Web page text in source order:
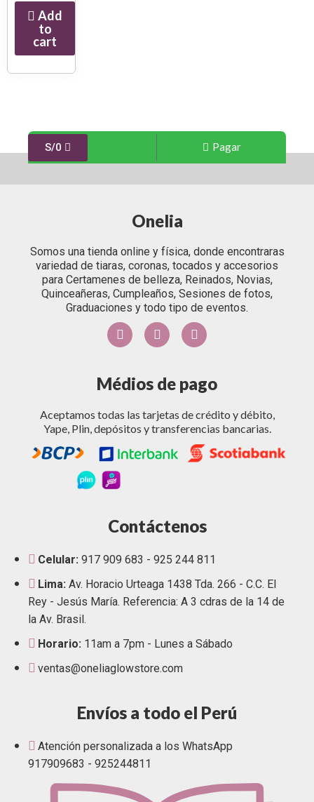
Add
to
cart
S/0 Pagar
Onelia
Somos una tienda online y física, donde encontraras
variedad de tiaras, coronas, tocados y accesorios
para Certamenes de belleza, Reinados, Novias,
Quinceañeras, Cumpleaños, Sesiones de fotos,
Graduaciones y todo tipo de eventos.
Médios de pago
Aceptamos todas las tarjetas de crédito y débito,
Yape, Plin, depósitos y transferencias bancarias.
Contáctenos
Celular: 917 909 683 - 925 244 811
Lima: Av. Horacio Urteaga 1438 Tda. 266 - C.C. El
Rey - Jesús María. Referencia: A 3 cdras de la 14 de
la Av. Brasil.
Horario: 11am a 7pm - Lunes a Sábado
ventas@oneliaglowstore.com
Envíos a todo el Perú
Atención personalizada a los WhatsApp
917909683 - 925244811